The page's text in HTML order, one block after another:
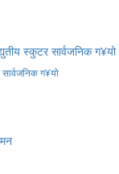
सार्वजनिक ग¥यो